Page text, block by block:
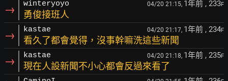
→ winteryoyo 04/20 21:15, 1年前 , 233F
勇俊接班人
→ kastae 04/20 21:17, 1年前 , 234F
看久了都會覺得，沒事幹嘛洗這些新聞
→ kastae 04/20 21:18, 1年前 , 235F
現在人設新聞不小心都會反過來看了